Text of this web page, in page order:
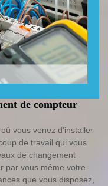
de compteur
vous venez d'installer
de travail qui vous
de changement
par vous même votre
que vous disposez,